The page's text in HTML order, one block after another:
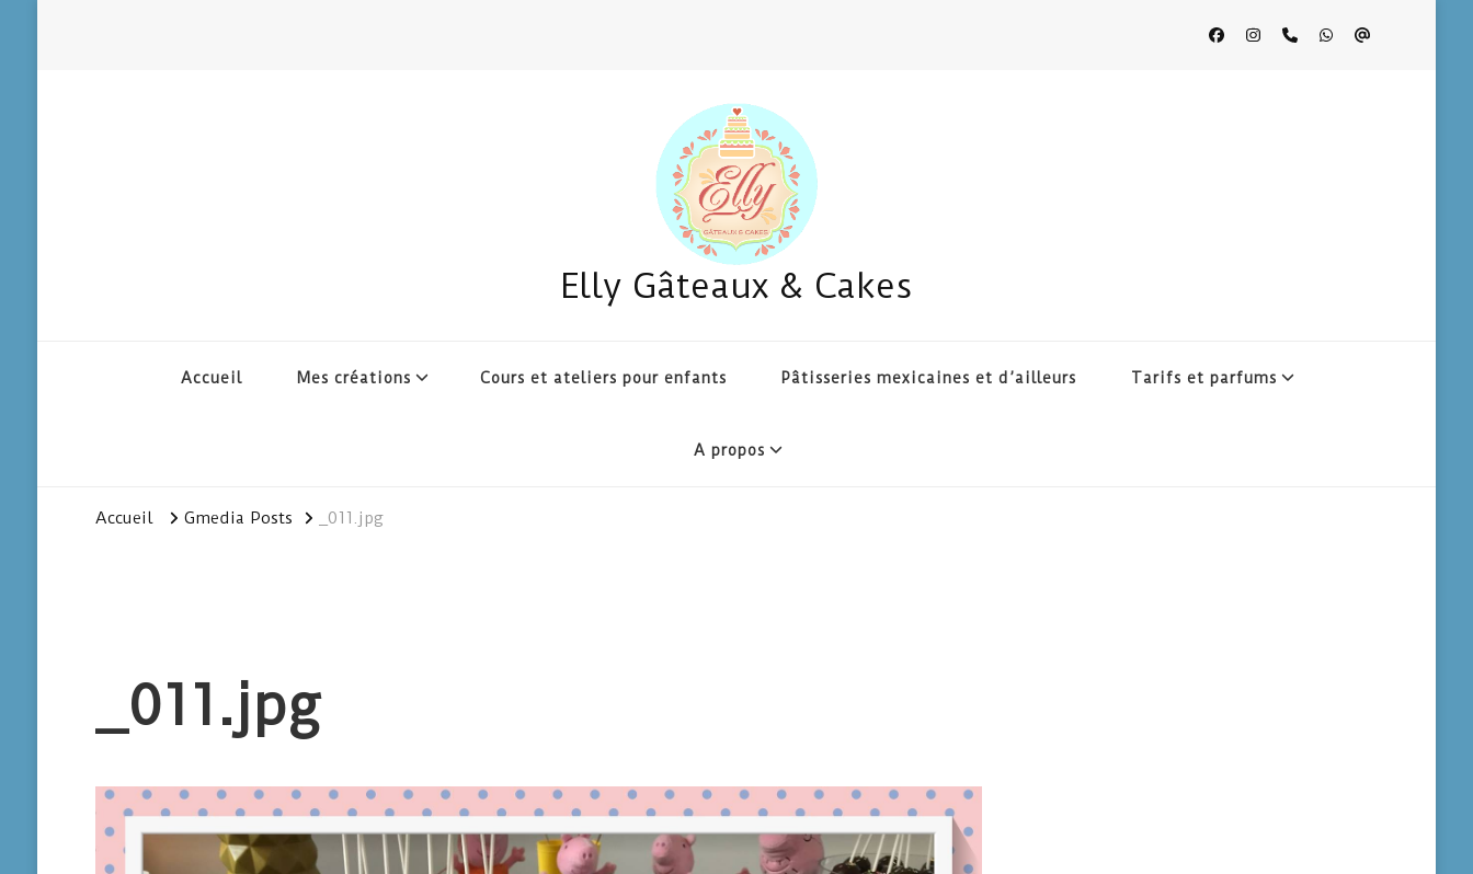
Elly Gâteaux & Cakes
Accueil Mes créations Cours et ateliers pour enfants Pâtisseries mexicaines et d’ailleurs Tarifs et parfums
A propos
Accueil Gmedia Posts _011.jpg
_011.jpg